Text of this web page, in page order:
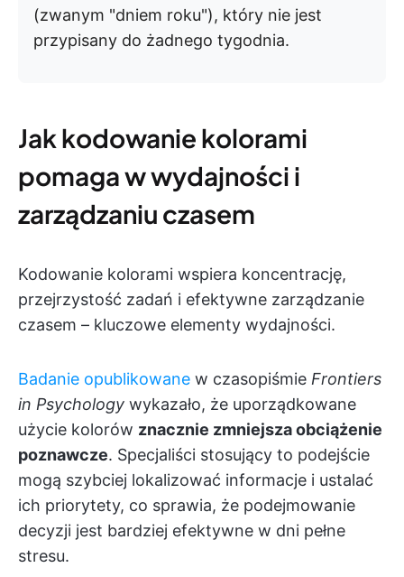
(zwanym "dniem roku"), który nie jest
przypisany do żadnego tygodnia.
Jak kodowanie kolorami
pomaga w wydajności i
zarządzaniu czasem
Kodowanie kolorami wspiera koncentrację,
przejrzystość zadań i efektywne zarządzanie
czasem – kluczowe elementy wydajności.
Badanie opublikowane w czasopiśmie Frontiers
in Psychology wykazało, że uporządkowane
użycie kolorów znacznie zmniejsza obciążenie
poznawcze. Specjaliści stosujący to podejście
mogą szybciej lokalizować informacje i ustalać
ich priorytety, co sprawia, że podejmowanie
decyzji jest bardziej efektywne w dni pełne
stresu.